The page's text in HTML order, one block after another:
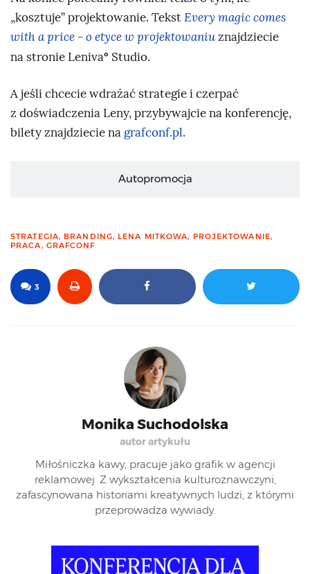
„kosztuje” projektowanie. TekstEvery magic comes
with a price - o etyce w projektowaniuznajdziecie
na stronie Leniva° Studio.
A jeśli chcecie wdrażać strategie i czerpać
z doświadczenia Leny, przybywajcie na konferencję,
bilety znajdziecie na grafconf.pl.
Autopromocja
STRATEGIA, BRANDING, LENA MITKOWA, PROJEKTOWANIE,
PRACA, GRAFCONF
3
Monika Suchodolska
autor artykułu
Miłośniczka kawy, pracuje jako grafik w agencji
reklamowej. Z wykształcenia kulturoznawczyni,
zafascynowana historiami kreatywnych ludzi, z którymi
przeprowadza wywiady.